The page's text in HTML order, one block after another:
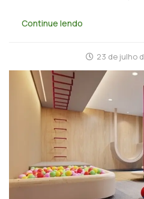
Continue lendo
23 de julho